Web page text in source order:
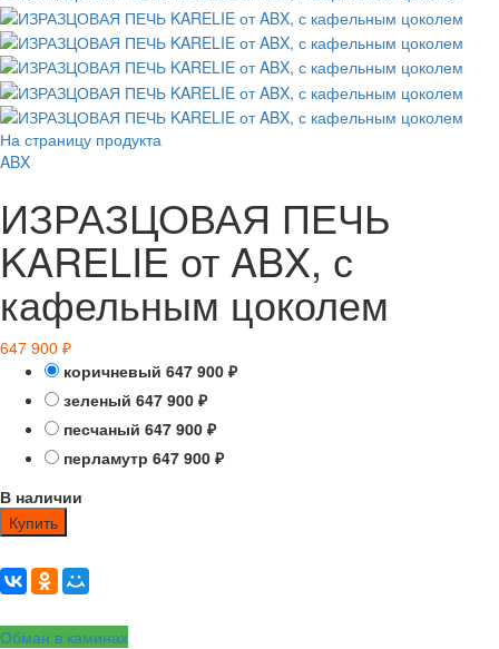
На страницу продукта
ABX
ИЗРАЗЦОВАЯ ПЕЧЬ
KARELIE от ABX, с
кафельным цоколем
647 900 ₽
коричневый 647 900 ₽
зеленый 647 900 ₽
песчаный 647 900 ₽
перламутр 647 900 ₽
В наличии
Купить
Обман в каминах